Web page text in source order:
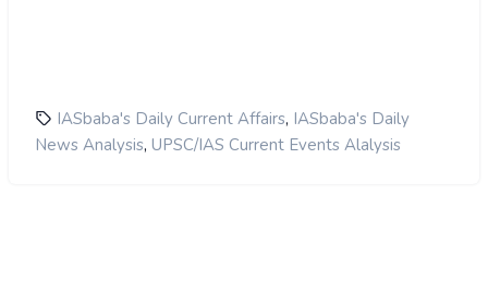
IASbaba's Daily Current Affairs, IASbaba's Daily
News Analysis, UPSC/IAS Current Events Alalysis